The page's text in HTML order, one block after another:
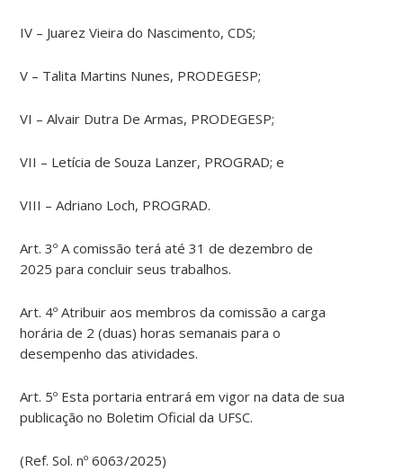
IV – Juarez Vieira do Nascimento, CDS;
V – Talita Martins Nunes, PRODEGESP;
VI – Alvair Dutra De Armas, PRODEGESP;
VII – Letícia de Souza Lanzer, PROGRAD; e
VIII – Adriano Loch, PROGRAD.
Art. 3º A comissão terá até 31 de dezembro de
2025 para concluir seus trabalhos.
Art. 4º Atribuir aos membros da comissão a carga
horária de 2 (duas) horas semanais para o
desempenho das atividades.
Art. 5º Esta portaria entrará em vigor na data de sua
publicação no Boletim Oficial da UFSC.
(Ref. Sol. nº 6063/2025)